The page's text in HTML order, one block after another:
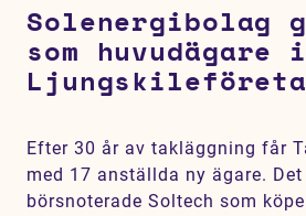
Tjänster
Investerare
Solenergibolag
som huvudägare i
Efter 30 år av takläggning får
med 17 anställda ny ägare.
börsnoterade Soltech som